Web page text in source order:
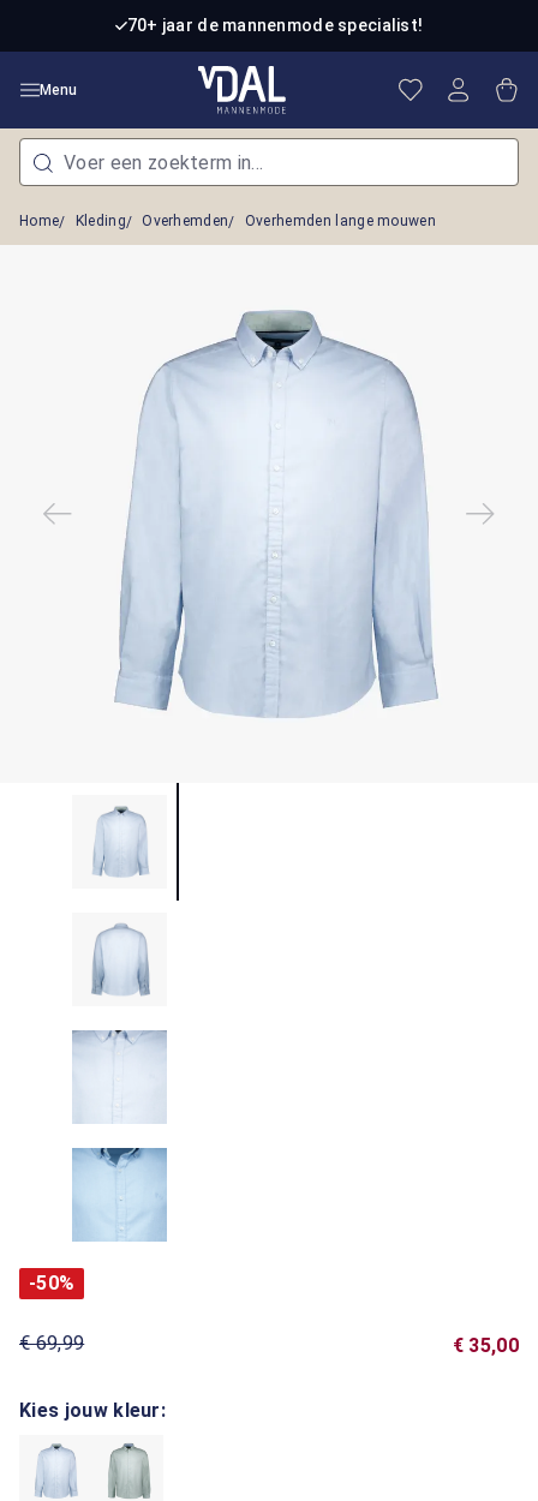
Ga naar de hoofdinhoud70+ jaar de mannenmode specialist!
Menu Je hebt 0
Home Kleding Overhemden Overhemden lange mouwen
-50%
€ 69,99 € 35,00
Kies jouw kleur: